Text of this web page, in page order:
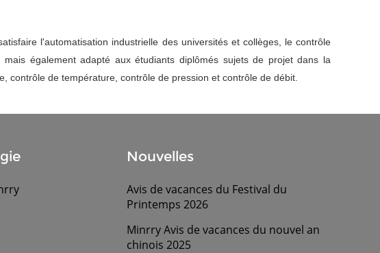
l'automatisation industrielle des universités et collèges, le contrôle
également adapté aux étudiants diplômés sujets de projet dans la
contrôle de température, contrôle de pression et contrôle de débit.
Nouvelles
Avis de vacances du Festival du
Printemps 2026
Minrry Avis de vacances du nouvel an
chinois 2025